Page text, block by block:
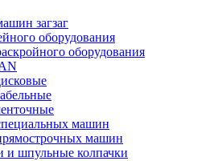
загзаг
оборудования
оборудования
машин
машин
и шпульные колпачки